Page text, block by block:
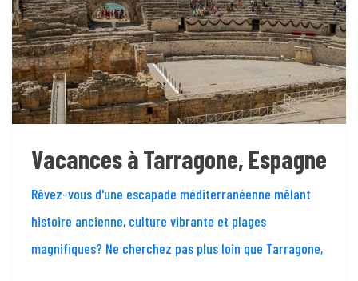
Vacances à Tarragone, Espagne
Rêvez-vous d'une escapade méditerranéenne mêlant
histoire ancienne, culture vibrante et plages
magnifiques? Ne cherchez pas plus loin que Tarragone,